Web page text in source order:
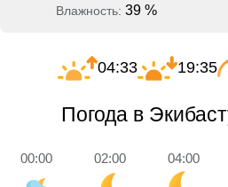
Влажность: 39 %
04:33 19:35
Погода в
00:00 02:00 04:00